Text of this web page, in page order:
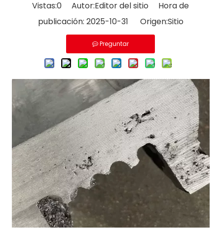
Vistas:0 Autor:Editor del sitio Hora de
publicación: 2025-10-31 Origen:Sitio
Preguntar